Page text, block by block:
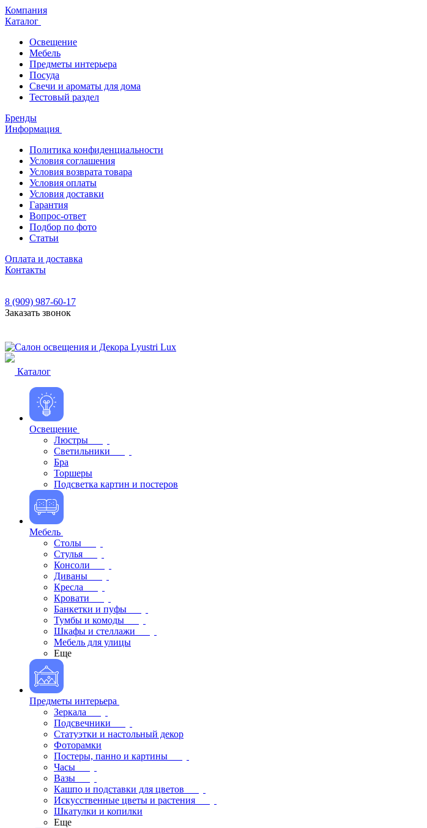
Компания
Каталог
Освещение
Мебель
Предметы интерьера
Посуда
Свечи и ароматы для дома
Тестовый раздел
Бренды
Информация
Политика конфиденциальности
Условия соглашения
Условия возврата товара
Условия оплаты
Условия доставки
Гарантия
Вопрос-ответ
Подбор по фото
Статьи
Оплата и доставка
Контакты
8 (909) 987-60-17
Заказать звонок
Каталог
Освещение
Люстры
Светильники
Бра
Торшеры
Подсветка картин и постеров
Мебель
Столы
Стулья
Консоли
Диваны
Кресла
Кровати
Банкетки и пуфы
Тумбы и комоды
Шкафы и стеллажи
Мебель для улицы
Еще
Предметы интерьера
Зеркала
Подсвечники
Статуэтки и настольный декор
Фоторамки
Постеры, панно и картины
Часы
Вазы
Кашпо и подставки для цветов
Искусственные цветы и растения
Шкатулки и копилки
Еще